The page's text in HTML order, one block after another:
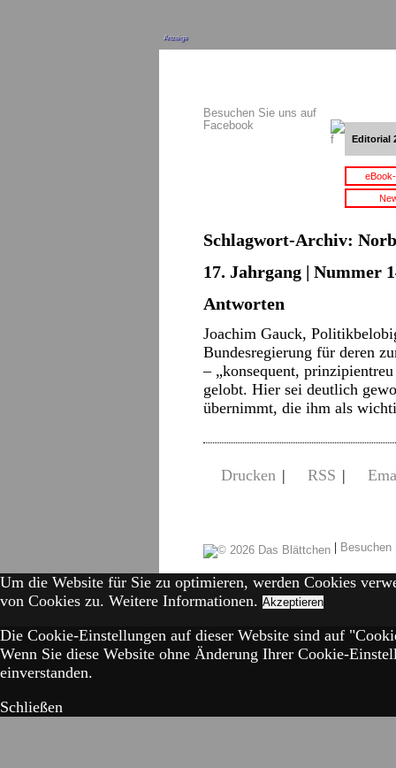
Anzeige
Besuchen Sie uns auf
Facebook
Editorial
Schlagwort-Archiv:
17. Jahrgang | Nummer
Antworten
Joachim Gauck,
Bundesregierung für deren
– „konsequent,
gelobt. Hier sei deutlich
übernimmt, die ihm als
Drucken | RSS |
|
Um die Website für Sie zu optimieren, werden Cookies
von Cookies zu. Weitere Informationen. Akzeptieren
Die Cookie-Einstellungen auf dieser Website sind auf
Wenn Sie diese Website ohne Änderung Ihrer Cookie-
einverstanden.
Schließen